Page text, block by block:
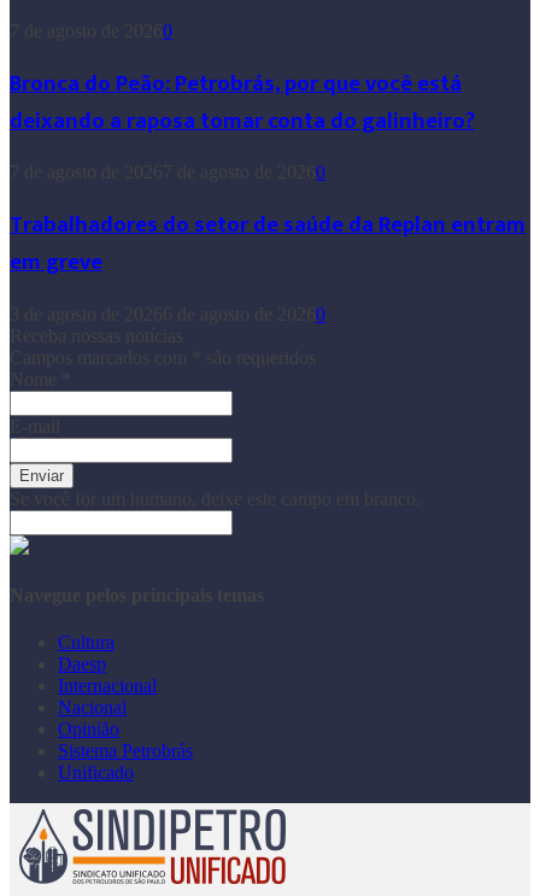
0
Bronca do Peão: Petrobrás, por que você está
deixando a raposa tomar conta do galinheiro?
0
Trabalhadores do setor de saúde da Replan entram
em greve
0
Navegue pelos principais temas
Cultura
Daesp
Internacional
Nacional
Opinião
Sistema Petrobrás
Unificado